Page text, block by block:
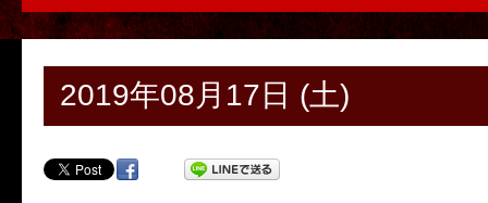
2019年08月17日 (土)